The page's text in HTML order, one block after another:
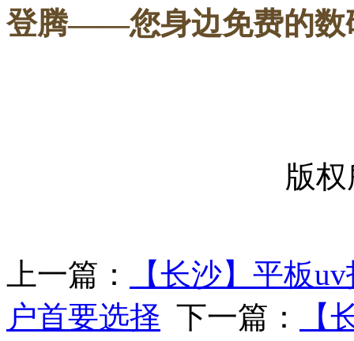
登腾——您身边免费的数
版
上一篇：
【长沙】平板
户首要选择 下一篇：
【